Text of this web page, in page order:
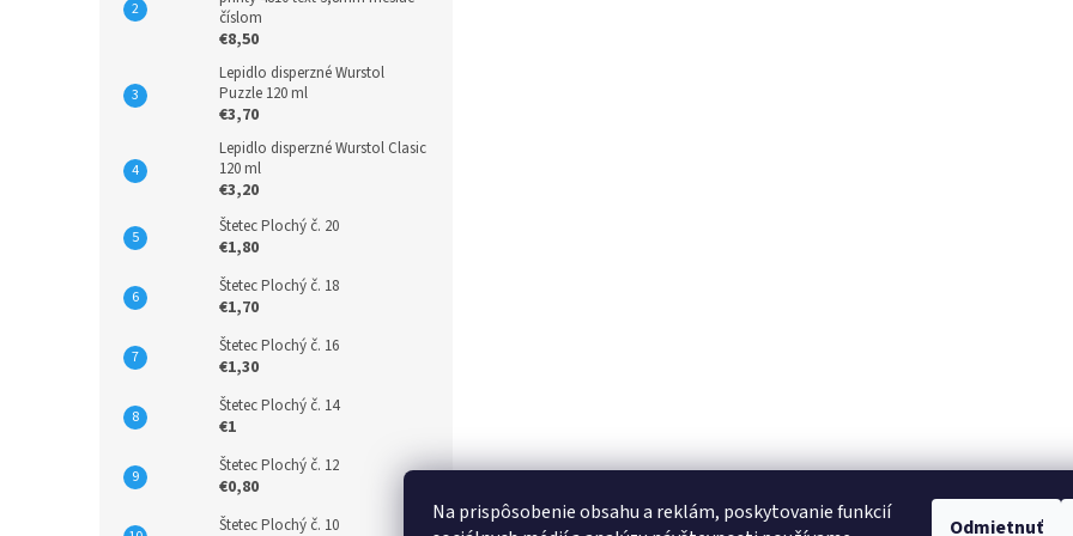
Na prispôsobenie obsahu a reklám, poskytovanie funkcií
Odmietnuť
číslom
€8,50
Lepidlo disperzné Wurstol
Puzzle 120 ml
€3,70
Lepidlo disperzné Wurstol Clasic
120 ml
€3,20
Štetec Plochý č. 20
€1,80
Štetec Plochý č. 18
€1,70
Štetec Plochý č. 16
€1,30
Štetec Plochý č. 14
€1
Štetec Plochý č. 12
€0,80
Štetec Plochý č. 10